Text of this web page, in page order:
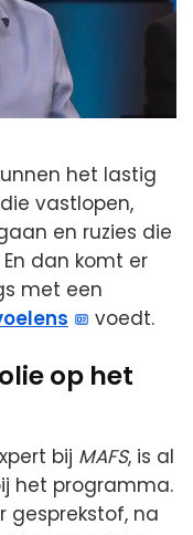
het lastig
vastlopen,
en ruzies die
dan komt er
met een
voedt.
op het
bij MAFS, is al
het programma.
gesprekstof, na